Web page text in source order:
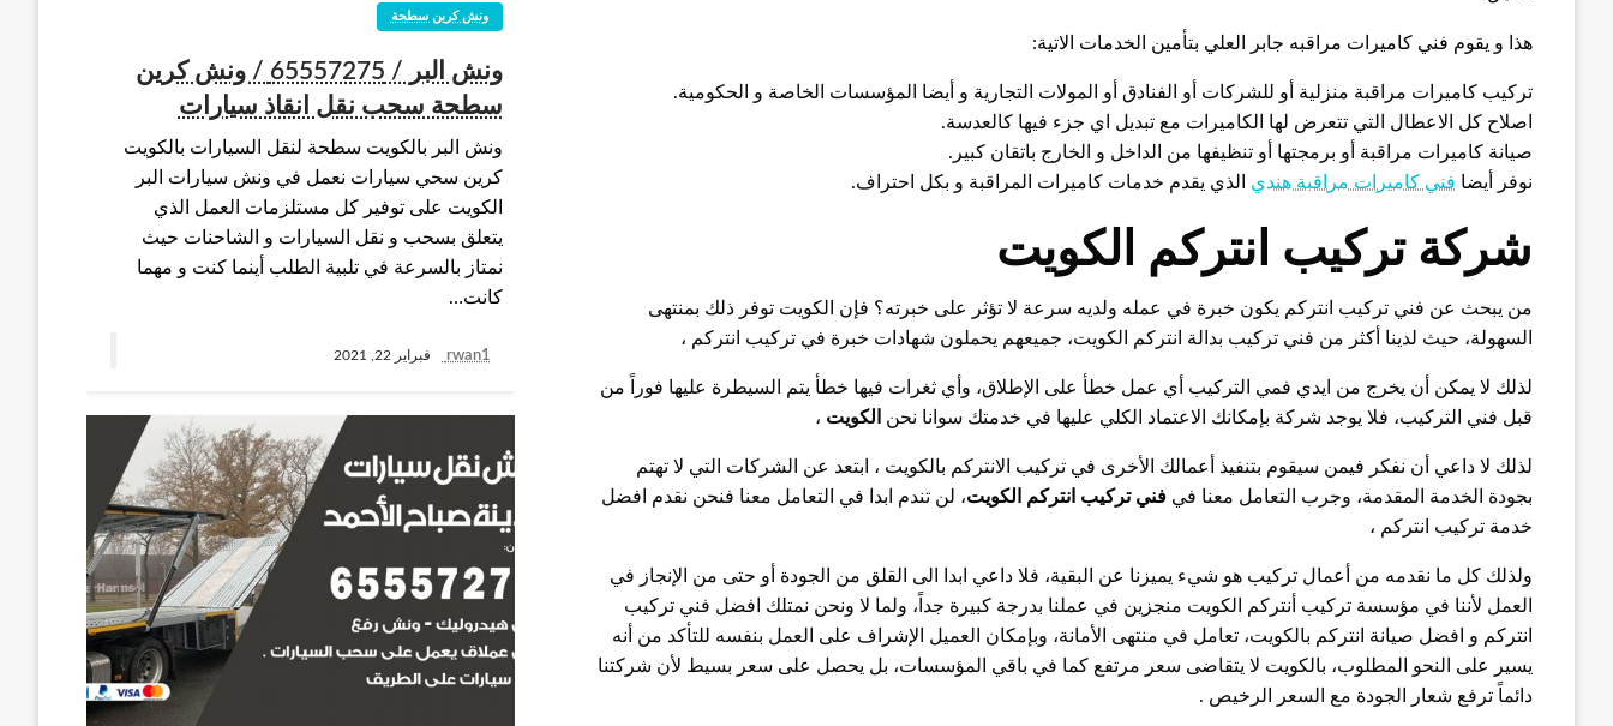
هذا و يقوم فني كاميرات مراقبه جابر العلي بتأمين الخدمات الاتية:
تركيب كاميرات مراقبة منزلية أو للشركات أو الفنادق أو المولات التجارية و أيضا المؤسسات الخاصة و الحكومية.
اصلاح كل الاعطال التي تتعرض لها الكاميرات مع تبديل اي جزء فيها كالعدسة.
صيانة كاميرات مراقبة أو برمجتها أو تنظيفها من الداخل و الخارج باتقان كبير.
نوفر أيضا فني كاميرات مراقبة هندي الذي يقدم خدمات كاميرات المراقبة و بكل احتراف.
شركة تركيب انتركم الكويت
من يبحث عن فني تركيب انتركم يكون خبرة في عمله ولديه سرعة لا تؤثر على خبرته؟ فإن الكويت توفر ذلك بمنتهى
السهولة، حيث لدينا أكثر من فني تركيب بدالة انتركم الكويت، جميعهم يحملون شهادات خبرة في تركيب انتركم ،
لذلك لا يمكن أن يخرج من ايدي فمي التركيب أي عمل خطأ على الإطلاق، وأي ثغرات فيها خطأ يتم السيطرة عليها فوراً من
قبل فني التركيب، فلا يوجد شركة بإمكانك الاعتماد الكلي عليها في خدمتك سوانا نحن
الكويت ،
لذلك لا داعي أن نفكر فيمن سيقوم بتنفيذ أعمالك الأخرى في تركيب الانتركم بالكويت ، ابتعد عن الشركات التي لا تهتم
بجودة الخدمة المقدمة، وجرب التعامل معنا في فني تركيب انتركم الكويت، لن تندم ابدا في التعامل معنا فنحن نقدم افضل
خدمة تركيب انتركم ،
ولذلك كل ما نقدمه من أعمال تركيب هو شيء يميزنا عن البقية، فلا داعي ابدا الى القلق من الجودة أو حتى من الإنجاز في
العمل لأننا في مؤسسة تركيب أنتركم الكويت منجزين في عملنا بدرجة كبيرة جداً، ولما لا ونحن نمتلك افضل فني تركيب
انتركم و افضل صيانة انتركم بالكويت، تعامل في منتهى الأمانة، وبإمكان العميل الإشراف على العمل بنفسه للتأكد من أنه
يسير على النحو المطلوب، بالكويت لا يتقاضى سعر مرتفع كما في باقي المؤسسات، بل يحصل على سعر بسيط لأن شركتنا
دائماً ترفع شعار الجودة مع السعر الرخيص .
ونش كرين سطحة
ونش البر / 65557275 / ونش كرين
سطحة سحب نقل انقاذ سيارات
ونش البر بالكويت سطحة لنقل السيارات بالكويت
كرين سحي سيارات نعمل في ونش سيارات البر
الكويت على توفير كل مستلزمات العمل الذي
يتعلق بسحب و نقل السيارات و الشاحنات حيث
نمتاز بالسرعة في تلبية الطلب أينما كنت و مهما
كانت…
rwan1 فبراير 22, 2021